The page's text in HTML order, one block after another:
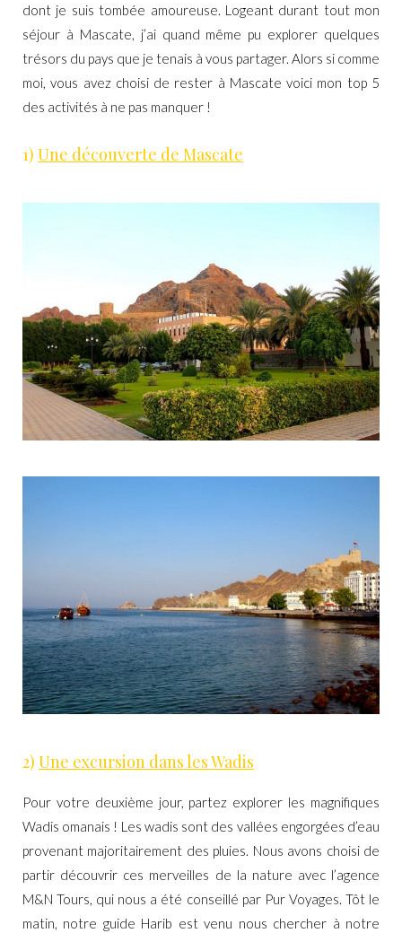
dont je suis tombée amoureuse. Logeant durant tout mon
séjour à Mascate, j’ai quand même pu explorer quelques
trésors du pays que je tenais à vous partager. Alors si comme
moi, vous avez choisi de rester à Mascate voici mon top 5
des activités à ne pas manquer !
1) Une découverte de Mascate
2) Une excursion dans les Wadis
Pour votre deuxième jour, partez explorer les magnifiques
Wadis omanais ! Les wadis sont des vallées engorgées d’eau
provenant majoritairement des pluies. Nous avons choisi de
partir découvrir ces merveilles de la nature avec l’agence
M&N Tours, qui nous a été conseillé par Pur Voyages. Tôt le
matin, notre guide Harib est venu nous chercher à notre